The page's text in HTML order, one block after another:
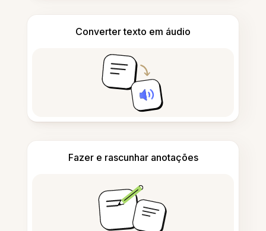
Converter texto em áudio
Fazer e rascunhar anotações